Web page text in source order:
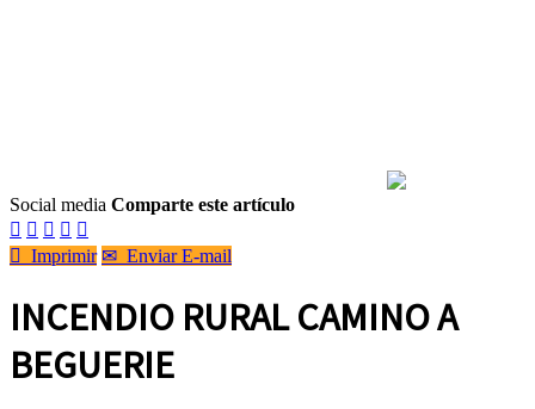
Social media Comparte este artículo
    
 Imprimir ✉ Enviar E-mail
INCENDIO RURAL CAMINO A
BEGUERIE